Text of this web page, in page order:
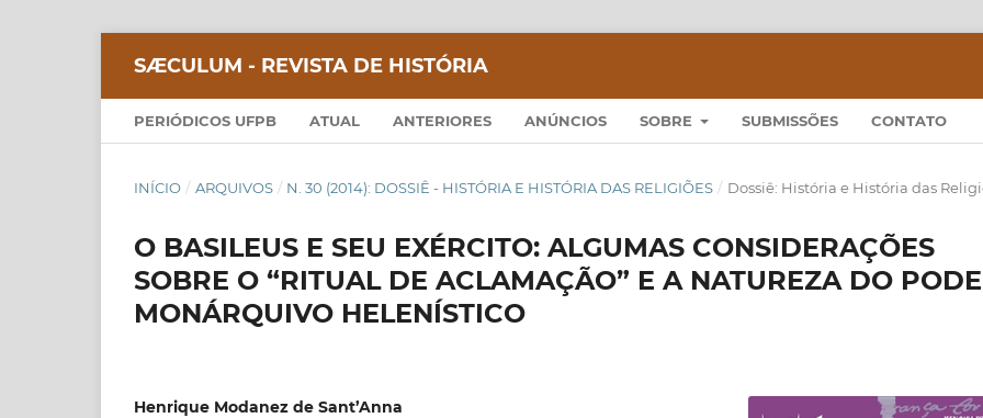
SÆCULUM - REVISTA DE HISTÓRIA
PERIÓDICOS UFPB ATUAL ANTERIORES ANÚNCIOS SOBRE SUBMISSÕES CONTATO
INÍCIO / ARQUIVOS / N. 30 (2014): DOSSIÊ - HISTÓRIA E HISTÓRIA DAS RELIGIÕES / Dossiê: História e História das
O BASILEUS E SEU EXÉRCITO: ALGUMAS CONSIDERAÇÕES
SOBRE O “RITUAL DE ACLAMAÇÃO” E A NATUREZA DO
MONÁRQUIVO HELENÍSTICO
Henrique Modanez de Sant’Anna